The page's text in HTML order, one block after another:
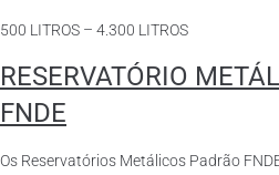
500 LITROS – 4.300 LITROS
RESERVATÓRIO
FNDE
Os Reservatórios Metálicos Padrão